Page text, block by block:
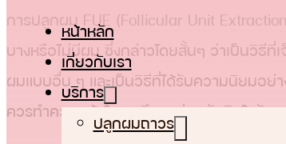
หน้าหลัก
เกี่ยวกับเรา
บริการ
ปลูกผมถาวร
การปลูกผม FUE (Follicular Unit
บางหรือไม่มีผม ซึ่งกล่าวโดยสั้นๆ ว่าเป็นวิธีที่
ผมแบบอื่น ๆ และเป็นวิธีที่ได้รับความนิยมอย่
ควรทำความเข้าใจและศึกษาก่อนตัดสินใจรัก